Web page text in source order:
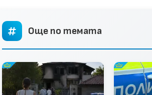
Още по темата